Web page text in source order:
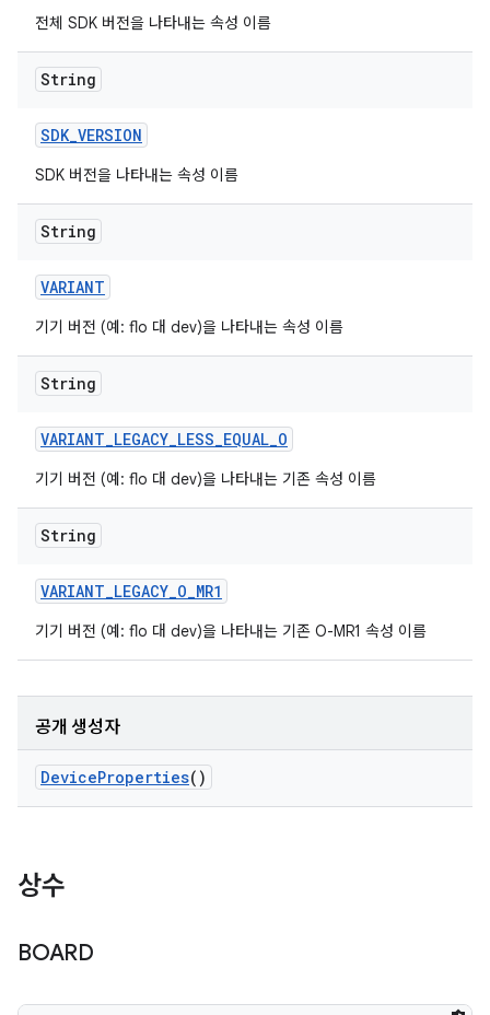
전체 SDK 버전을 나타내는 속성 이름
String
SDK_VERSION
SDK 버전을 나타내는 속성 이름
String
VARIANT
기기 버전 (예: flo 대 dev)을 나타내는 속성 이름
String
VARIANT_LEGACY_LESS_EQUAL_O
기기 버전 (예: flo 대 dev)을 나타내는 기존 속성 이름
String
VARIANT_LEGACY_O_MR1
기기 버전 (예: flo 대 dev)을 나타내는 기존 O-MR1 속성 이름
공개 생성자
DeviceProperties()
상수
BOARD